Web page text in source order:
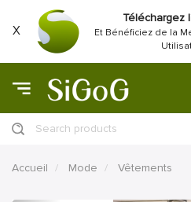
X
Téléchargez
Et Bénéficiez de la
Search products
Accueil Mode Vêtements